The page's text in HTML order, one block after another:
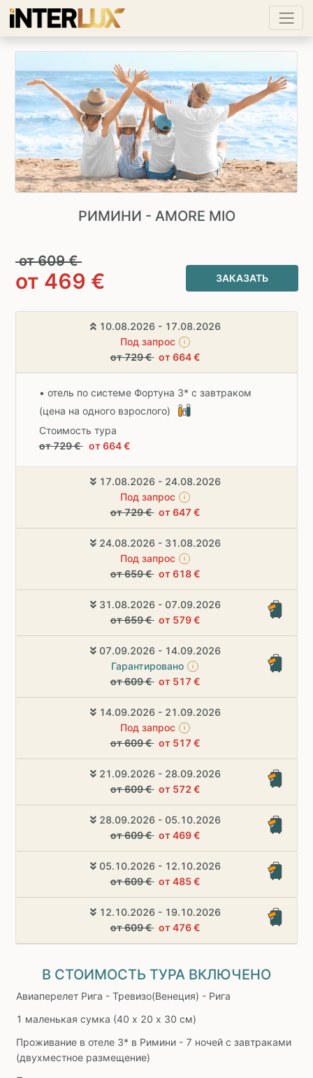
РИМИНИ - AMORE MIO
от609€
от 469 € ЗАКАЗАТЬ
10.08.2026 - 17.08.2026
Под запрос
i
от 729 €от 664 €
• отель по системе Фортуна 3* с завтраком
(цена на одного взрослого)
Стоимость тура
от 729 € от 664 €
17.08.2026 - 24.08.2026
Под запрос
i
от 729 €от 647 €
24.08.2026 - 31.08.2026
Под запрос
i
от 659 €от 618 €
31.08.2026 - 07.09.2026
от 659 €от 579 €
07.09.2026 - 14.09.2026
Гарантировано
i
от 609 €от 517 €
14.09.2026 - 21.09.2026
Под запрос
i
от 609 €от 517 €
21.09.2026 - 28.09.2026
от 609 €от 572 €
28.09.2026 - 05.10.2026
от 609 €от 469 €
05.10.2026 - 12.10.2026
от 609 €от 485 €
12.10.2026 - 19.10.2026
от 609 €от 476 €
В СТОИМОСТЬ ТУРА ВКЛЮЧЕНО
Авиаперелет Рига - Тревизо(Венеция) - Рига
1 маленькая сумка (40 х 20 х 30 см)
Проживание в отеле 3* в Римини - 7 ночей с завтраками
(двухместное размещение)